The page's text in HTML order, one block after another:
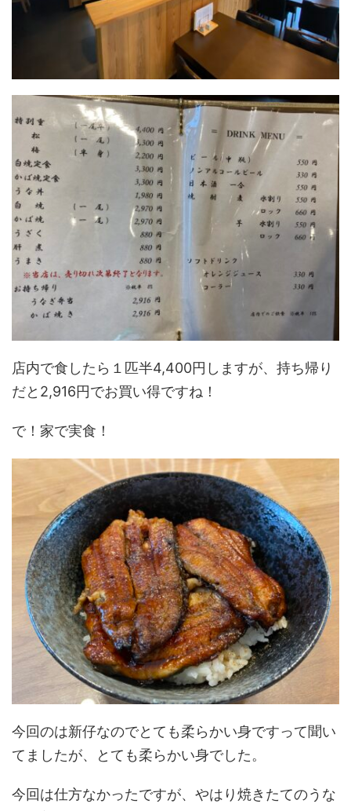
店内で食したら１匹半4,400円しますが、持ち帰り
だと2,916円でお買い得ですね！
で！家で実食！
今回のは新仔なのでとても柔らかい身ですって聞い
てましたが、とても柔らかい身でした。
今回は仕方なかったですが、やはり焼きたてのうな